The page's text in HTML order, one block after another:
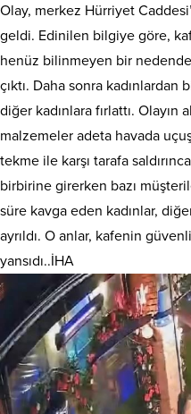
Olay, merkez Hürriyet
geldi. Edinilen bilgiye göre,
henüz bilinmeyen bir
çıktı. Daha sonra
diğer kadınlara fırlattı.
malzemeler adeta havada
tekme ile karşı tarafa
birbirine girerken bazı
süre kavga eden kadınlar,
ayrıldı. O anlar, kafenin
yansıdı..İHA